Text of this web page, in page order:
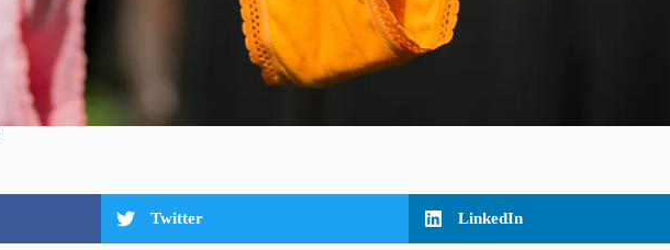
Twitter LinkedIn